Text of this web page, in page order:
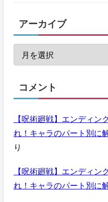
アーカイブ
コメント
【呪術廻戦】エンディン
れ！キャラのパート別に
り
【呪術廻戦】エンディン
れ！キャラのパート別に